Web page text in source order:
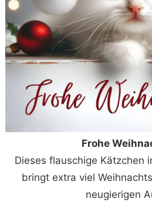
Frohe
Dieses flauschige Kätzchen
bringt extra viel
neugierigen